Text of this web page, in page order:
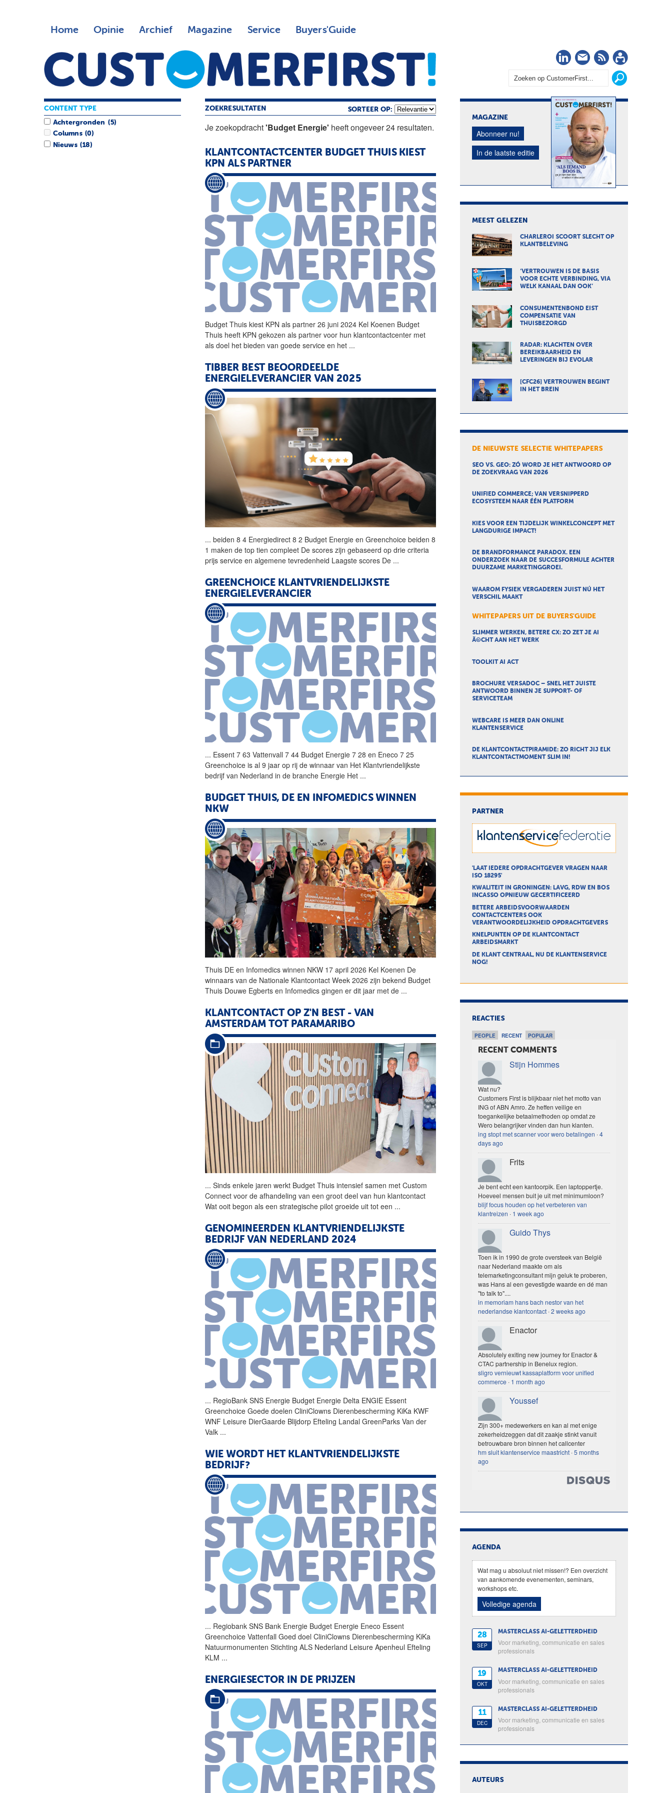
Home Opinie Archief Magazine Service Buyers'Guide
LinkedIn
Nieuwsbrief
RSS
ZOEKRESULTATEN SORTEER OP:
Je zoekopdracht'Budget Energie' heeft ongeveer 24 resultaten.
KLANTCONTACTCENTER BUDGETTHUIS KIEST
KPN ALS PARTNER
Budget Thuis kiest KPN als partner 26 juni 2024 Kel Koenen Budget
Thuis heeft KPN gekozen als partner voor hun klantcontactcenter met
als doel het bieden van goede service en het ...
TIBBER BEST BEOORDEELDE
ENERGIELEVERANCIER VAN 2025
... beiden 8 4 Energiedirect 8 2 Budget Energie en Greenchoice beiden 8
1 maken de top tien compleet De scores zijn gebaseerd op drie criteria
prijs service en algemene tevredenheid Laagste scores De ...
GREENCHOICE KLANTVRIENDELIJKSTE
ENERGIELEVERANCIER
... Essent 7 63 Vattenvall 7 44 Budget Energie 7 28 en Eneco 7 25
Greenchoice is al 9 jaar op rij de winnaar van Het Klantvriendelijkste
bedrijf van Nederland in de branche Energie Het ...
BUDGET
THUIS, DE EN INFOMEDICS WINNEN
NKW
Thuis DE en Infomedics winnen NKW 17 april 2026 Kel Koenen De
winnaars van de Nationale Klantcontact Week 2026 zijn bekend Budget
Thuis Douwe Egberts en Infomedics gingen er dit jaar met de ...
KLANTCONTACT OP Z'N BEST - VAN
AMSTERDAM TOT PARAMARIBO
... Sinds enkele jaren werkt Budget Thuis intensief samen met Custom
Connect voor de afhandeling van een groot deel van hun klantcontact
Wat ooit begon als een strategische pilot groeide uit tot een ...
GENOMINEERDEN KLANTVRIENDELIJKSTE
BEDRIJF VAN NEDERLAND 2024
... RegioBank SNS Energie Budget Energie Delta ENGIE Essent
Greenchoice Goede doelen CliniClowns Dierenbescherming KiKa KWF
WNF Leisure DierGaarde Blijdorp Efteling Landal GreenParks Van der
Valk ...
WIE WORDT HET KLANTVRIENDELIJKSTE
BEDRIJF?
... Regiobank SNS Bank Energie Budget Energie Eneco Essent
Greenchoice Vattenfall Goed doel CliniClowns Dierenbescherming KiKa
Natuurmonumenten Stichting ALS Nederland Leisure Apenheul Efteling
KLM ...
ENERGIESECTOR IN DE PRIJZEN
CONTENT TYPE
Achtergronden (5)
Columns (0)
Nieuws (18)
MAGAZINE
Abonneer nu!
In de laatste editie
MEEST GELEZEN
CHARLEROI SCOORT SLECHT OP
KLANTBELEVING
‘VERTROUWEN IS DE BASIS
VOOR ECHTE VERBINDING, VIA
WELK KANAAL DAN OOK’
CONSUMENTENBOND EIST
COMPENSATIE VAN
THUISBEZORGD
RADAR: KLACHTEN OVER
BEREIKBAARHEID EN
LEVERINGEN BIJ EVOLAR
[CFC26] VERTROUWEN BEGINT
IN HET BREIN
DE NIEUWSTE SELECTIE WHITEPAPERS
SEO VS. GEO: ZÓ WORD JE HET ANTWOORD OP
DE ZOEKVRAAG VAN 2026
UNIFIED COMMERCE; VAN VERSNIPPERD
ECOSYSTEEM NAAR ÉÉN PLATFORM
KIES VOOR EEN TIJDELIJK WINKELCONCEPT MET
LANGDURIGE IMPACT!
DE BRANDFORMANCE PARADOX. EEN
ONDERZOEK NAAR DE SUCCESFORMULE ACHTER
DUURZAME MARKETINGGROEI.
WAAROM FYSIEK VERGADEREN JUIST NÚ HET
VERSCHIL MAAKT
WHITEPAPERS UIT DE BUYERS'GUIDE
SLIMMER WERKEN, BETERE CX: ZO ZET JE AI
Ã©CHT AAN HET WERK
TOOLKIT AI ACT
BROCHURE VERSADOC – SNEL HET JUISTE
ANTWOORD BINNEN JE SUPPORT- OF
SERVICETEAM
WEBCARE IS MEER DAN ONLINE
KLANTENSERVICE
DE KLANTCONTACTPIRAMIDE: ZO RICHT JIJ ELK
KLANTCONTACTMOMENT SLIM IN!
PARTNER
'LAAT IEDERE OPDRACHTGEVER VRAGEN NAAR
ISO 18295'
KWALITEIT IN GRONINGEN: LAVG, RDW EN BOS
INCASSO OPNIEUW GECERTIFICEERD
BETERE ARBEIDSVOORWAARDEN
CONTACTCENTERS OOK
VERANTWOORDELIJKHEID OPDRACHTGEVERS
KNELPUNTEN OP DE KLANTCONTACT
ARBEIDSMARKT
DE KLANT CENTRAAL, NU DE KLANTENSERVICE
NOG!
REACTIES
PEOPLE RECENT POPULAR
RECENT COMMENTS
Stijn Hommes
Wat nu?
Customers First is blijkbaar niet het motto van
ING of ABN Amro. Ze heffen veilige en
toegankelijke betaalmethoden op omdat ze
Wero belangrijker vinden dan hun klanten.
ing stopt met scanner voor wero betalingen ·4
days ago
Frits
Je bent echt een kantoorpik. Een laptoppertje.
Hoeveel mensen buit je uit met minimumloon?
blijf focus houden op het verbeteren van
klantreizen · 1 week ago
Guido Thys
Toen ik in 1990 de grote oversteek van België
naar Nederland maakte om als
telemarketingconsultant mijn geluk te proberen,
was Hans al een gevestigde waarde en dé man
"to talk to"....
in memoriam hans bach nestor van het
nederlandse klantcontact ·2 weeks ago
Enactor
Absolutely exiting new journey for Enactor &
CTAC partnership in Benelux region.
sligro vernieuwt kassaplatform voor unified
commerce · 1 month ago
Youssef
Zijn 300+ medewerkers en kan al met enige
zekerheidzeggen dat dit zaakje stinkt vanuit
betrouwbare bron binnen het callcenter
hm sluit klantenservice maastricht ·5 months
ago
AGENDA
Wat mag u absoluut niet missen!? Een overzicht
van aankomende evenementen, seminars,
workshops etc.
Volledige agenda
28
SEP
MASTERCLASS AI-GELETTERDHEID
Voor marketing, communicatie en sales
professionals
19
OKT
MASTERCLASS AI-GELETTERDHEID
Voor marketing, communicatie en sales
professionals
11
DEC
MASTERCLASS AI-GELETTERDHEID
Voor marketing, communicatie en sales
professionals
AUTEURS